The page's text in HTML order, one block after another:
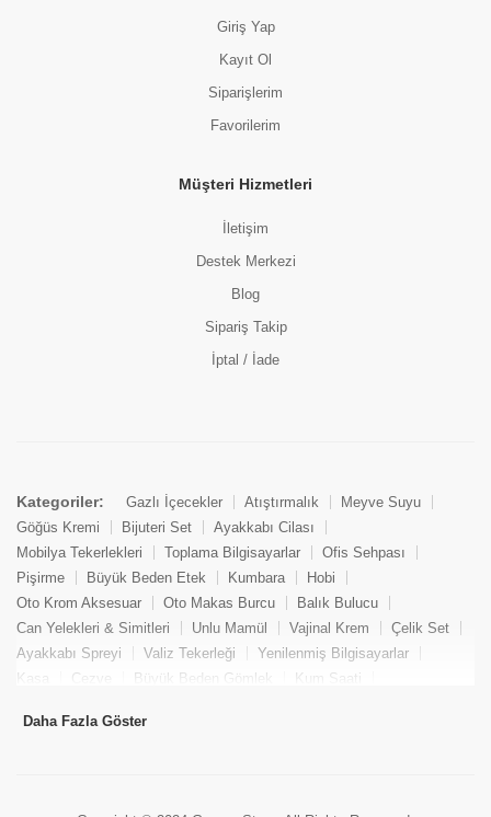
Giriş Yap
Kayıt Ol
Siparişlerim
Favorilerim
Müşteri Hizmetleri
İletişim
Destek Merkezi
Blog
Sipariş Takip
İptal / İade
Kategoriler: Gazlı İçecekler Atıştırmalık
Meyve Suyu
Göğüs Kremi
Bijuteri Set
Ayakkabı Cilası
Mobilya Tekerlekleri
Toplama Bilgisayarlar
Ofis Sehpası
Pişirme
Büyük Beden Etek Kumbara
Hobi
Oto Krom Aksesuar
Oto Makas Burcu
Balık Bulucu
Can Yelekleri & Simitleri
Unlu Mamül Vajinal Krem
Çelik Set
Ayakkabı Spreyi
Valiz Tekerleği
Yenilenmiş Bilgisayarlar
Kasa
Cezve Büyük Beden Gömlek
Kum Saati
Tekne Bağlama & Demirleme
Daha Fazla Göster